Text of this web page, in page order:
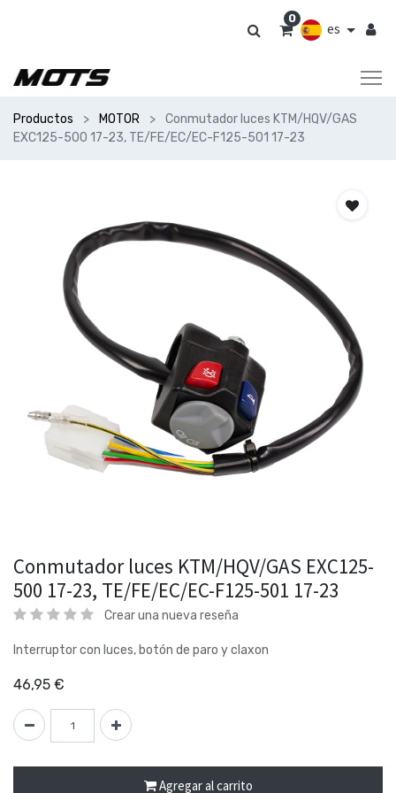
es
0
Productos MOTOR
Conmutador luces KTM/HQV/GAS
EXC125-500 17-23, TE/FE/EC/EC-F125-501 17-23
Conmutador luces KTM/HQV/GAS EXC125-
500 17-23, TE/FE/EC/EC-F125-501 17-23
Crear una nueva reseña
Interruptor con luces, botón de paro y claxon
46,95 €
Agregar al carrito